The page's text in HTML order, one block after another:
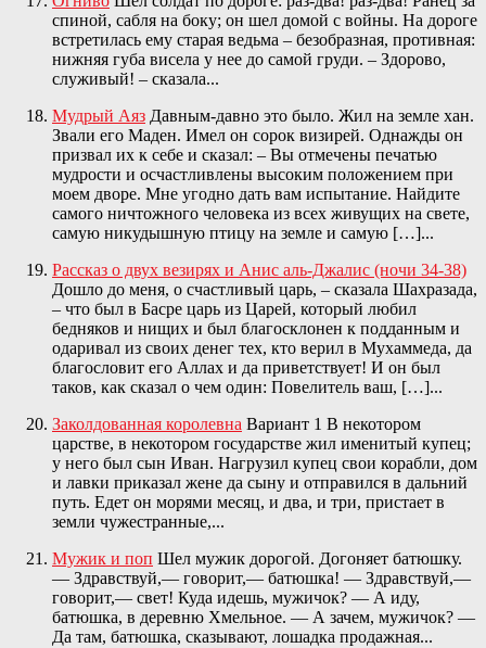
спиной, сабля на боку; он шел домой с войны. На дороге
встретилась ему старая ведьма – безобразная, противная:
нижняя губа висела у нее до самой груди. – Здорово,
служивый! – сказала...
Мудрый Аяз Давным-давно это было. Жил на земле хан.
Звали его Маден. Имел он сорок визирей. Однажды он
призвал их к себе и сказал: – Вы отмечены печатью
мудрости и осчастливлены высоким положением при
моем дворе. Мне угодно дать вам испытание. Найдите
самого ничтожного человека из всех живущих на свете,
самую никудышную птицу на земле и самую […]...
Рассказ о двух везирях и Анис аль-Джалис (ночи 34-38)
Дошло до меня, о счастливый царь, – сказала Шахразада,
– что был в Басре царь из Царей, который любил
бедняков и нищих и был благосклонен к подданным и
одаривал из своих денег тех, кто верил в Мухаммеда, да
благословит его Аллах и да приветствует! И он был
таков, как сказал о чем один: Повелитель ваш, […]...
Заколдованная королевна Вариант 1 В некотором
царстве, в некотором государстве жил именитый купец;
у него был сын Иван. Нагрузил купец свои корабли, дом
и лавки приказал жене да сыну и отправился в дальний
путь. Едет он морями месяц, и два, и три, пристает в
земли чужестранные,...
Мужик и поп Шел мужик дорогой. Догоняет батюшку.
— Здравствуй,— говорит,— батюшка! — Здравствуй,—
говорит,— свет! Куда идешь, мужичок? — А иду,
батюшка, в деревню Хмельное. — А зачем, мужичок? —
Да там, батюшка, сказывают, лошадка продажная...